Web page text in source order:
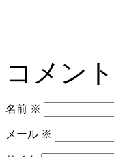
コメント
名前 ※
メール ※